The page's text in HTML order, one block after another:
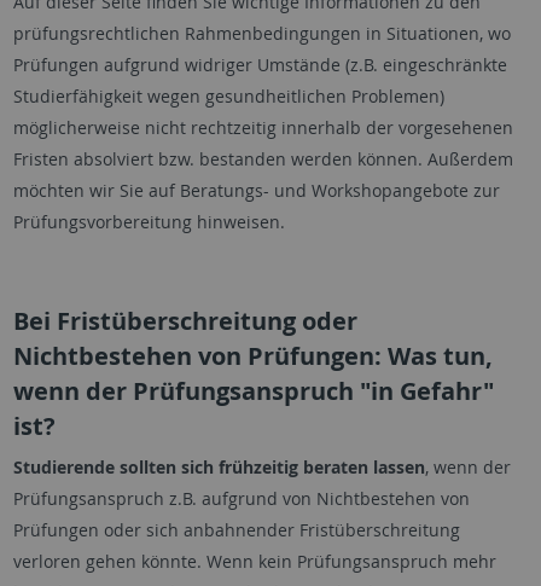
prüfungsrechtlichen Rahmenbedingungen in Situationen, wo
Prüfungen aufgrund widriger Umstände (z.B. eingeschränkte
Studierfähigkeit wegen gesundheitlichen Problemen)
möglicherweise nicht rechtzeitig innerhalb der vorgesehenen
Fristen absolviert bzw. bestanden werden können. Außerdem
möchten wir Sie auf Beratungs- und Workshopangebote zur
Prüfungsvorbereitung hinweisen.
Bei Fristüberschreitung oder
Nichtbestehen von Prüfungen: Was tun,
wenn der Prüfungsanspruch "in Gefahr"
ist?
Studierende sollten sich frühzeitig beraten lassen, wenn der
Prüfungsanspruch z.B. aufgrund von Nichtbestehen von
Prüfungen oder sich anbahnender Fristüberschreitung
verloren gehen könnte. Wenn kein Prüfungsanspruch mehr